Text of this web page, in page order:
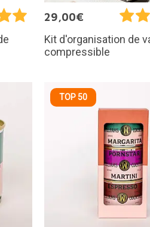
29,00€
Kit d'organisation de
compressible
TOP 50